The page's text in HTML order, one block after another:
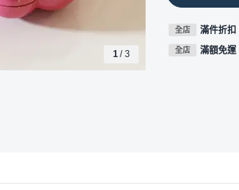
1 / 3
全店 滿件折扣
全店 滿額免運